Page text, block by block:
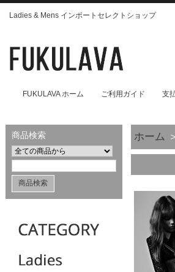
Ladies & Mens インポートセレクトショップ
FUKULAVA ホーム ご利用ガイド 支
商品検索 ホーム